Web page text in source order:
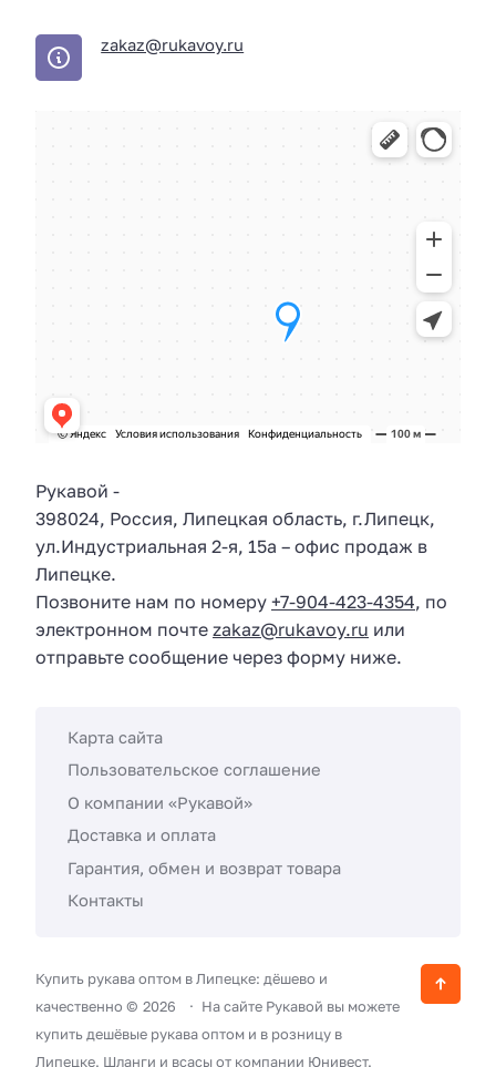
zakaz@rukavoy.ru
Рукавой -
398024, Россия, Липецкая область, г.Липецк,
ул.Индустриальная 2-я, 15а – офис продаж в
Липецке.
Позвоните нам по номеру +7-904-423-4354, по
электронном почте zakaz@rukavoy.ru или
отправьте сообщение через форму ниже.
Карта сайта
Пользовательское соглашение
О компании «Рукавой»
Доставка и оплата
Гарантия, обмен и возврат товара
Контакты
Купить рукава оптом в Липецке: дёшево и
качественно © 2026
На сайте Рукавой вы можете
купить дешёвые рукава оптом и в розницу в
Липецке. Шланги и всасы от компании Юнивест.